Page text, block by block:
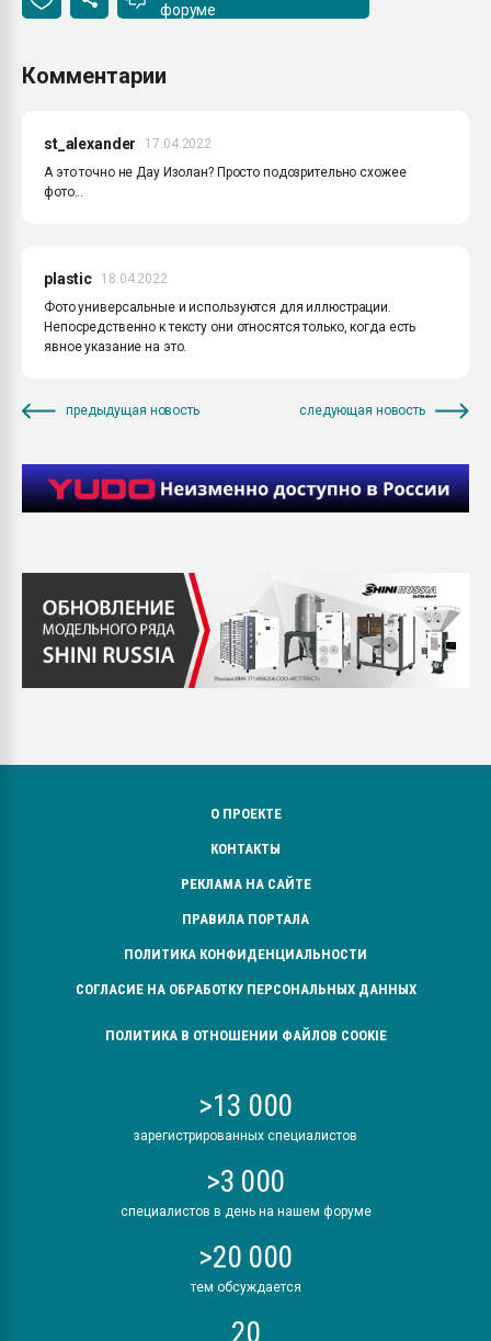
форуме
Комментарии
st_alexander
17.04.2022
А это точно не Дау Изолан? Просто подозрительно схожее
фото...
plastic
18.04.2022
Фото универсальные и используются для иллюстрации.
Непосредственно к тексту они относятся только, когда есть
явное указание на это.
предыдущая новость следующая новость
О ПРОЕКТЕ
КОНТАКТЫ
РЕКЛАМА НА САЙТЕ
ПРАВИЛА ПОРТАЛА
ПОЛИТИКА КОНФИДЕНЦИАЛЬНОСТИ
СОГЛАСИЕ НА ОБРАБОТКУ ПЕРСОНАЛЬНЫХ ДАННЫХ
ПОЛИТИКА В ОТНОШЕНИИ ФАЙЛОВ COOKIE
>13 000
зарегистрированных специалистов
>3 000
специалистов в день на нашем форуме
>20 000
тем обсуждается
20